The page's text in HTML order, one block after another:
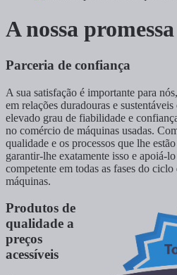
A nossa
Parceria de confiança
A sua satisfação é importante para
em relações duradouras e
elevado grau de fiabilidade e
no comércio de máquinas usadas.
qualidade e os processos que lhe
garantir-lhe exatamente isso e apoiá-
competente em todas as fases do
máquinas.
Produtos de
qualidade a
preços
acessíveis